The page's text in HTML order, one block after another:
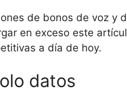
de bonos de voz y
en exceso este
a día de hoy.
datos